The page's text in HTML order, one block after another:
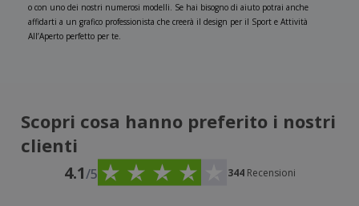
o con uno dei nostri numerosi modelli. Se hai bisogno di aiuto potrai anche
affidarti a un grafico professionista che creerà il design per il Sport e Attività
All’Aperto perfetto per te.
Scopri cosa hanno preferito i nostri
clienti
4.1/5 344 Recensioni